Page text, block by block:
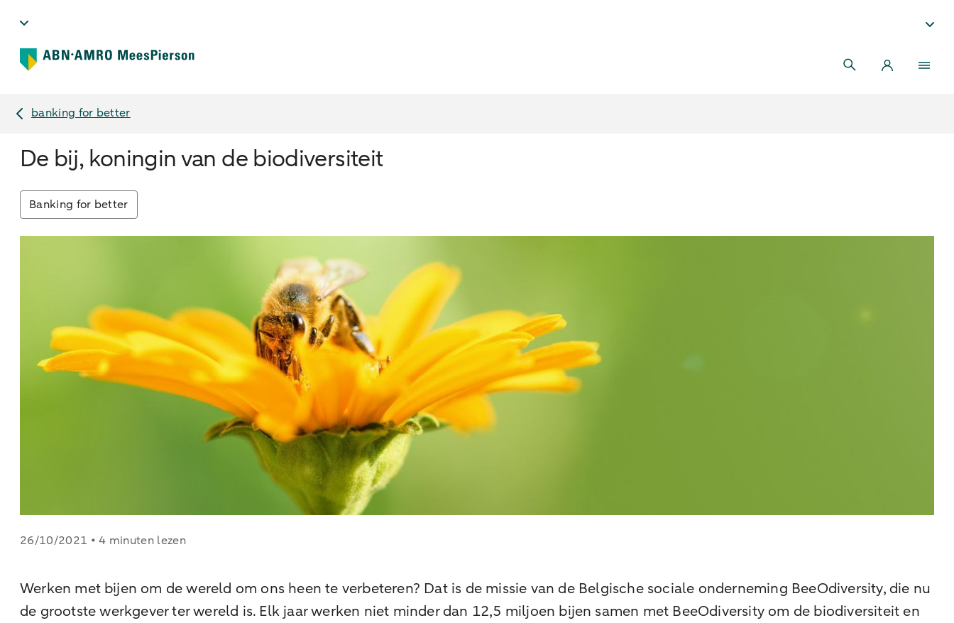
banking for better
De bij, koningin van de biodiversiteit
Banking for better
26/10/2021 • 4 minuten lezen
Werken met bijen om de wereld om ons heen te verbeteren? Dat is de missie van de Belgische sociale onderneming BeeOdiversity, die nu
de grootste werkgever ter wereld is. Elk jaar werken niet minder dan 12,5 miljoen bijen samen met BeeOdiversity om de biodiversiteit en